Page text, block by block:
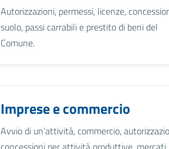
Autorizzazioni, permessi, licenze,
suolo, passi carrabili e prestito di beni del
Comune.
Imprese e commercio
Avvio di un’attività, commercio,